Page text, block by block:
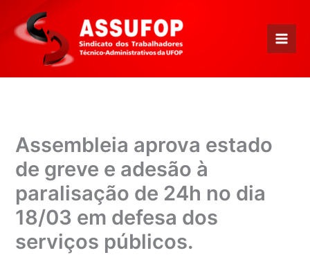
para
conteúdo
Assembleia aprova estado
de greve e adesão à
paralisação de 24h no dia
18/03 em defesa dos
serviços públicos.